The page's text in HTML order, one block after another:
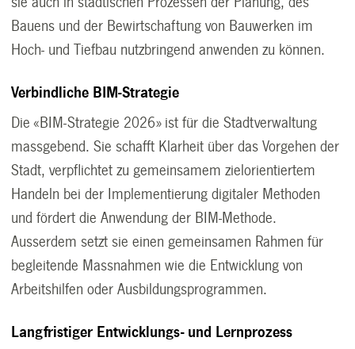
Bauens und der Bewirtschaftung von Bauwerken im
Hoch- und Tiefbau nutzbringend anwenden zu können.
Verbindliche BIM-Strategie
Die «BIM-Strategie 2026» ist für die Stadtverwaltung
massgebend. Sie schafft Klarheit über das Vorgehen der
Stadt, verpflichtet zu gemeinsamem zielorientiertem
Handeln bei der Implementierung digitaler Methoden
und fördert die Anwendung der BIM-Methode.
Ausserdem setzt sie einen gemeinsamen Rahmen für
begleitende Massnahmen wie die Entwicklung von
Arbeitshilfen oder Ausbildungsprogrammen.
Langfristiger Entwicklungs- und Lernprozess